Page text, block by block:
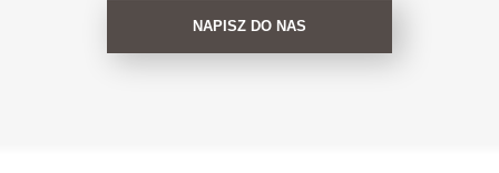
NAPISZ DO NAS